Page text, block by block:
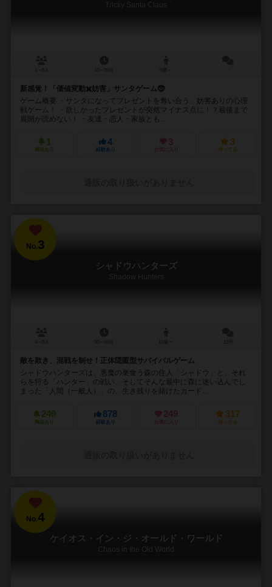
Tricky Santa Claus
新感覚！「価値変動✖️妨害」サンタゲーム🤶
ゲーム概要 ・サンタになってプレゼントを奪い合う、妨害ありの心理
戦ゲーム！ ・欲しかったプレゼントが突然マイナス点に！？最後まで
展開が読めない！ ・友達・恋人・家族とも...
1
興味あり
4
経験あり
3
お気に入り
3
持ってる
No.3
シャドウハンターズ
Shadow Hunters
敵を欺き、混戦を制せ！正体隠匿型サバイバルゲーム
シャドウハンターズは、悪魔の巣食う森の住人「シャドウ」と、それ
らを狩る「ハンター」の戦い、そしてそんな最中に森に迷い込んでし
まった「人間（一般人）」の、生き残りを賭けたカード...
249
興味あり
878
経験あり
249
お気に入り
317
持ってる
No.4
ケイオス・イン・ジ・オールド・ワールド
Chaos in the Old World